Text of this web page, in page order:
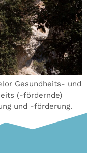
Gesundheits- und
(-fördernde)
und -förderung.